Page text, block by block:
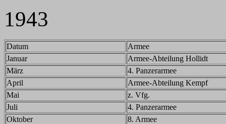
1943
Datum
Armee
Januar
Armee-Abteilung Hollidt
März
4. Panzerarmee
April
Armee-Abteilung Kempf
Mai
z. Vfg.
Juli
4. Panzerarmee
Oktober
8. Armee